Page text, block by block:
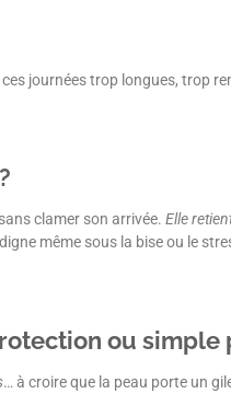
journées trop longues, trop
clamer son arrivée. Elle
même sous la bise ou le
ou simple
… à croire que la peau porte un